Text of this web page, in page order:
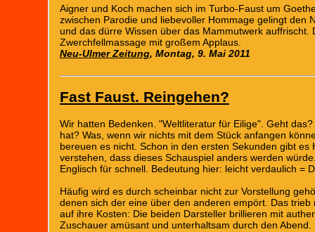
Aigner und Koch machen sich im Turbo-Faust um
zwischen Parodie und liebevoller Hommage gelingt den
und das dürre Wissen über das Mammutwerk
Zwerchfellmassage mit großem Applaus.
Neu-Ulmer Zeitung, Montag, 9. Mai 2011
Fast Faust. Reingehen?
Wir hatten Bedenken. "Weltliteratur für Eilige". Geht
hat? Was, wenn wir nichts mit dem Stück anfangen
bereuen es nicht. Schon in den ersten Sekunden gibt
verstehen, dass dieses Schauspiel anders werden
Englisch für schnell. Bedeutung hier: leicht verdaulich =
Häufig wird es durch scheinbar nicht zur Vorstellung
denen sich der eine über den anderen empört. Das
auf ihre Kosten: Die beiden Darsteller brillieren mit
Zuschauer amüsant und unterhaltsam durch den Abend.